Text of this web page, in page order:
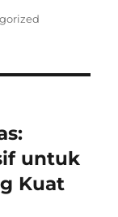
untuk
Kuat